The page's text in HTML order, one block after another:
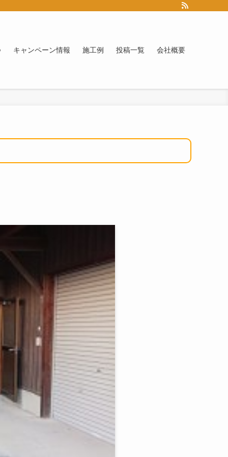
キャンペーン情報 施工例 投稿一覧 会社概要